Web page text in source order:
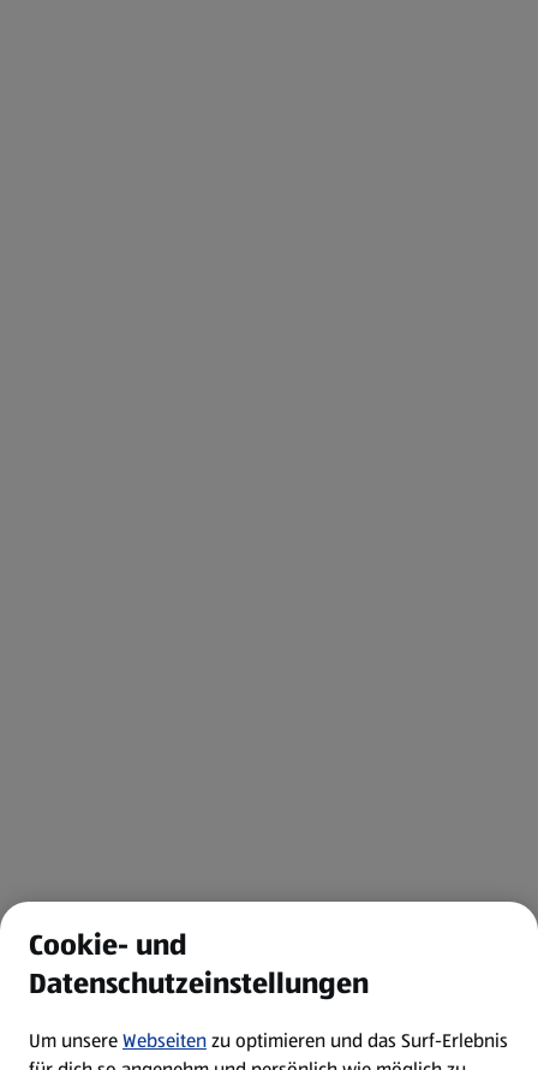
Cookie- und
Datenschutzeinstellungen
Um unsereWebseitenzu optimieren und das Surf-Erlebnis